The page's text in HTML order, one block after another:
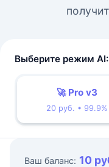
Выберите режим AI:
🚀 Pro v3
20 руб. • 99.9%
Ваш баланс: 10